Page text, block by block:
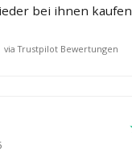
bei ihnen
via Trustpilot Bewertungen